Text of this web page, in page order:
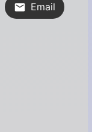
Email